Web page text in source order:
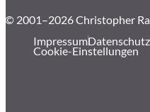
© 2001–2026 Christopher
ImpressumDatenschutz
Cookie-Einstellungen